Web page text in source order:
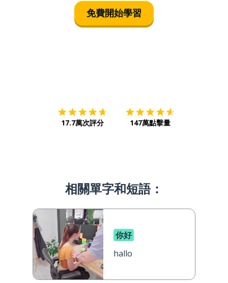
免費開始學習
17.7萬次評分 147萬點擊量
相關單字和短語：
你好
hallo